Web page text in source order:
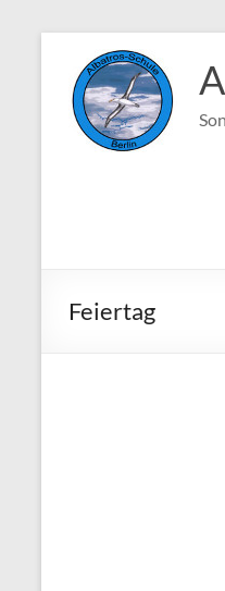
Inhalt
springen
Feiertag